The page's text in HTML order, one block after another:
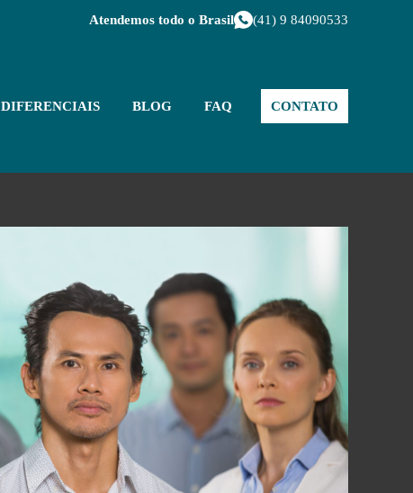
Atendemos todo o Brasil (41) 9 84090533
DIFERENCIAIS BLOG FAQ CONTATO